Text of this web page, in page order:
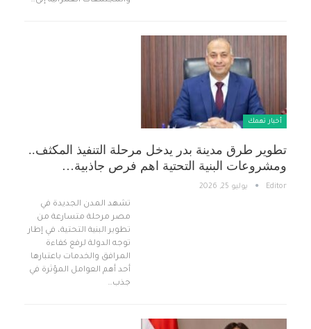
أخبار تهمك
تطوير طرق مدينة بدر يدخل مرحلة التنفيذ المكثف..
ومشروعات البنية التحتية اهم فرص جاذبية…
Editor يوليو 25, 2026
تشهد المدن الجديدة في
مصر مرحلة متسارعة من
تطوير البنية التحتية، في إطار
توجه الدولة لرفع كفاءة
المرافق والخدمات باعتبارها
أحد أهم العوامل المؤثرة في
جذب…